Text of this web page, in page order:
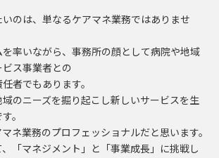
のは、単なるケアマネ業務ではありませ
率いながら、事務所の顔として病院や地域
ス事業者との
者でもあります。
のニーズを掘り起こし新しいサービスを生
。
ネ業務のプロフェッショナルだと思います。
「マネジメント」と「事業成長」に挑戦し